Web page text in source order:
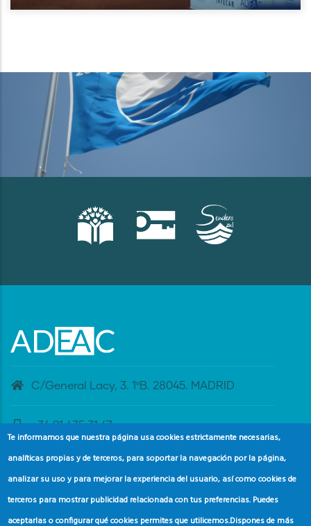
C/General Lacy, 3. 1ºB. 28045. MADRID
+34 91 435 31 47
banderaazul@adeac.es
Te informamos que nuestra página usa cookies estrictamente necesarias,
analíticas propias y de terceros, para soportar la navegación por la página,
analizar su uso y para mejorar la experiencia del usuario, así como cookies de
terceros para mostrar publicidad relacionada con tus preferencias. Puedes
aceptarlas o configurar qué cookies permites que utilicemos.Dispones de más